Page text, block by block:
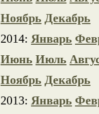
Ноябрь Декабрь
2014: Январь
Июнь Июль
Ноябрь Декабрь
2013: Январь